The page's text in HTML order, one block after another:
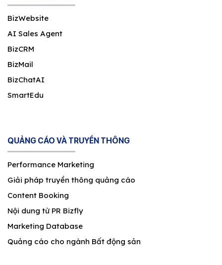
BizWebsite
AI Sales Agent
BizCRM
BizMail
BizChatAI
SmartEdu
QUẢNG CÁO VÀ TRUYỀN THÔNG
Performance Marketing
Giải pháp truyền thông quảng cáo
Content Booking
Nội dung từ PR Bizfly
Marketing Database
Quảng cáo cho ngành Bất động sản